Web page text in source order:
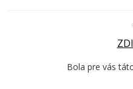
Bola pre vás